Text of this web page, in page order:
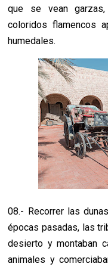
que se vean
coloridos flamencos
humedales.
08.- Recorrer las
épocas pasadas, las
desierto y montaban
animales y